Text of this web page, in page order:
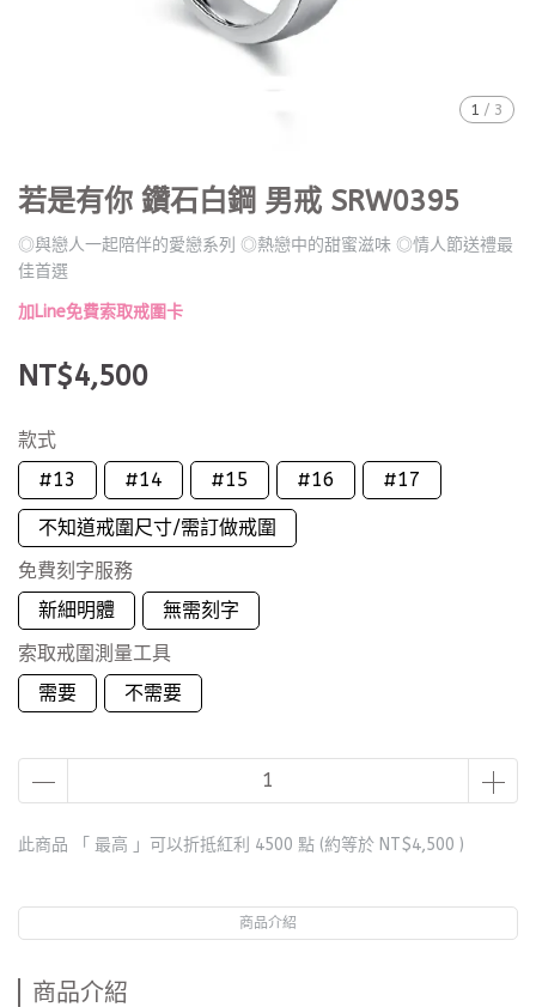
1 / 3
若是有你 鑽石白鋼 男戒 SRW0395
◎與戀人一起陪伴的愛戀系列 ◎熱戀中的甜蜜滋味 ◎情人節送禮最
佳首選
加Line免費索取戒圍卡
NT$4,500
款式
#13
#14 #15 #16 #17
不知道戒圍尺寸/需訂做戒圍
免費刻字服務
新細明體
無需刻字
索取戒圍測量工具
需要
不需要
此商品 「 最高 」可以折抵紅利 4500 點 (約等於 NT$4,500 )
商品介紹
商品介紹